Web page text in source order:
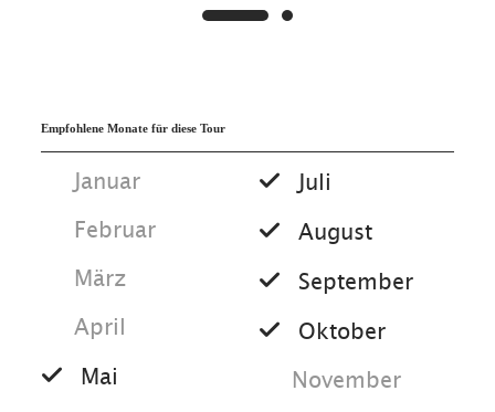
Empfohlene Monate für diese Tour
Januar
Februar
März
April
Mai
Juli
August
September
Oktober
November